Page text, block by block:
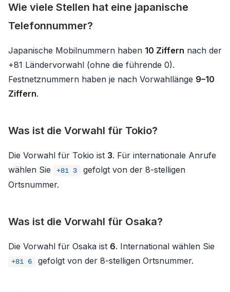
Wie viele Stellen hat eine japanische
Telefonnummer?
Japanische Mobilnummern haben 10 Ziffern nach der
+81 Ländervorwahl (ohne die führende 0).
Festnetznummern haben je nach Vorwahllänge 9–10
Ziffern.
Was ist die Vorwahl für Tokio?
Die Vorwahl für Tokio ist 3. Für internationale Anrufe
wählen Sie
+81 3
gefolgt von der 8-stelligen
Ortsnummer.
Was ist die Vorwahl für Osaka?
Die Vorwahl für Osaka ist 6. International wählen Sie
+81 6 gefolgt von der 8-stelligen Ortsnummer.